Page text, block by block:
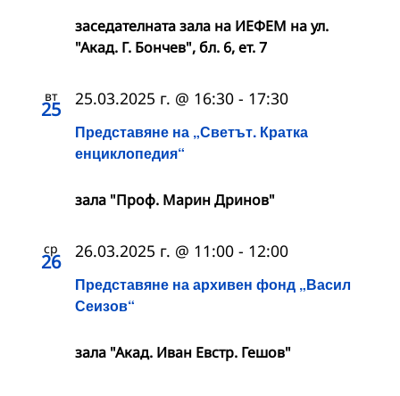
заседателната зала на ИЕФЕМ на ул.
"Акад. Г. Бончев", бл. 6, ет. 7
вт
25
Представяне на „Светът. Кратка
енциклопедия“
25.03.2025 г. @ 16:30 - 17:30
зала "Проф. Марин Дринов"
ср
26
Представяне на архивен фонд „Васил
Сеизов“
26.03.2025 г. @ 11:00 - 12:00
зала "Акад. Иван Евстр. Гешов"